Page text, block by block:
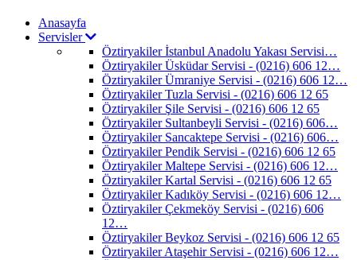
Anasayfa
Servisler
Öztiryakiler İstanbul Anadolu Yakası Servisi…
Öztiryakiler Üsküdar Servisi - (0216) 606 12…
Öztiryakiler Ümraniye Servisi - (0216) 606 12…
Öztiryakiler Tuzla Servisi - (0216) 606 12 65
Öztiryakiler Şile Servisi - (0216) 606 12 65
Öztiryakiler Sultanbeyli Servisi - (0216) 606…
Öztiryakiler Sancaktepe Servisi - (0216) 606…
Öztiryakiler Pendik Servisi - (0216) 606 12 65
Öztiryakiler Maltepe Servisi - (0216) 606 12…
Öztiryakiler Kartal Servisi - (0216) 606 12 65
Öztiryakiler Kadıköy Servisi - (0216) 606 12…
Öztiryakiler Çekmeköy Servisi - (0216) 606
12…
Öztiryakiler Beykoz Servisi - (0216) 606 12 65
Öztiryakiler Ataşehir Servisi - (0216) 606 12…